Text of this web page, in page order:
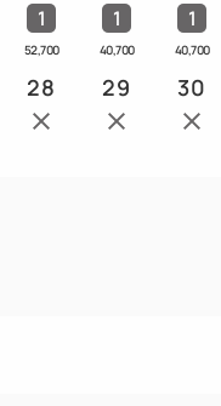
直営レストラン（カ
1
52,700
1
40,700
1
40,700
28 29 30